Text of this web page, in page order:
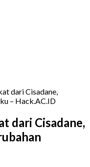
dari Cisadane,
– Hack.AC.ID
dari Cisadane,